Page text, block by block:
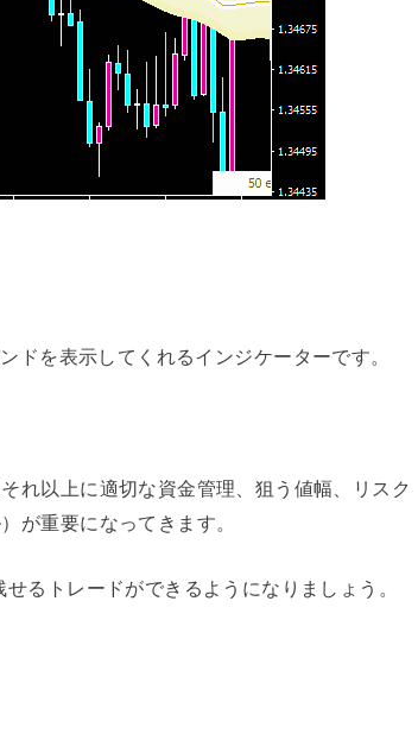
ドを表示してくれるインジケーターです。
れ以上に適切な資金管理、狙う値幅、リスク
が重要になってきます。
るトレードができるようになりましょう。